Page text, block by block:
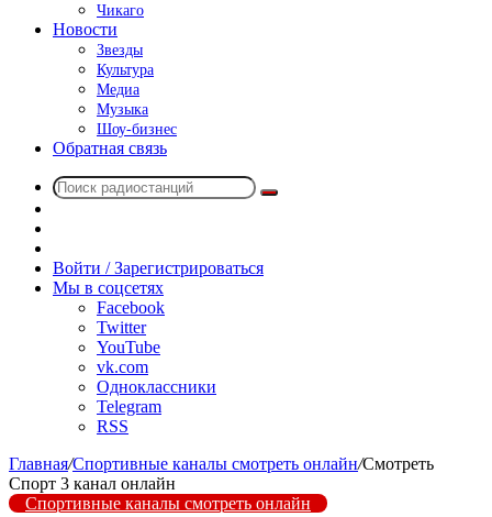
Чикаго
Новости
Звезды
Культура
Медиа
Музыка
Шоу-бизнес
Обратная связь
Поиск
радио
Войти / Зарегистрироваться
Мы в соцсетях
Facebook
Twitter
YouTube
vk.com
Одноклассники
Telegram
RSS
Главная/Спортивные каналы смотреть онлайн/Смотреть
Спорт 3 канал онлайн
Спортивные каналы смотреть онлайн